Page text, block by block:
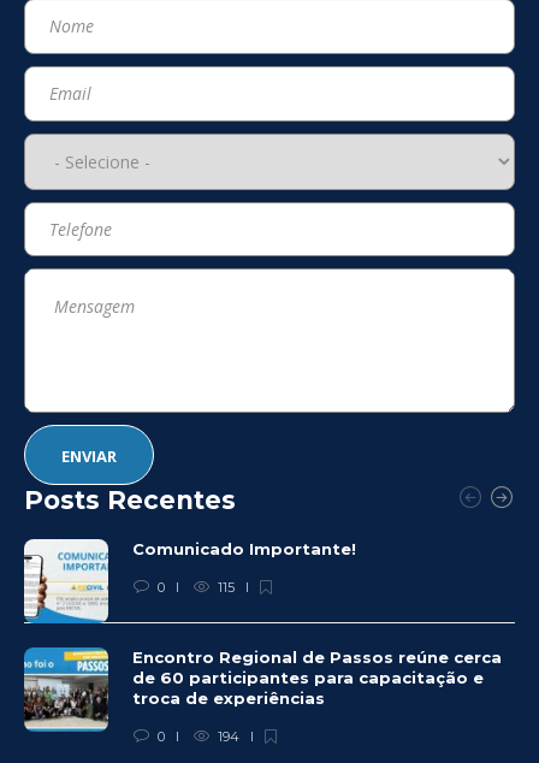
Posts Recentes
Comunicado Importante!
0 115
Encontro Regional de Passos reúne cerca
de 60 participantes para capacitação e
troca de experiências
0 194